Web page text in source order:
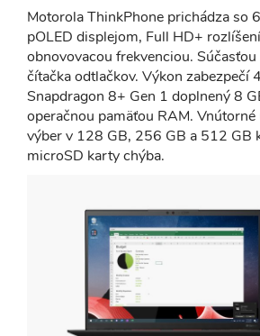
Motorola ThinkPhone prichádza so
pOLED displejom, Full HD+
obnovovacou frekvenciou.
čítačka odtlačkov. Výkon zabezpečí
Snapdragon 8+ Gen 1 doplnený 8
operačnou pamäťou RAM.
výber v 128 GB, 256 GB a 512 GB
microSD karty chýba.